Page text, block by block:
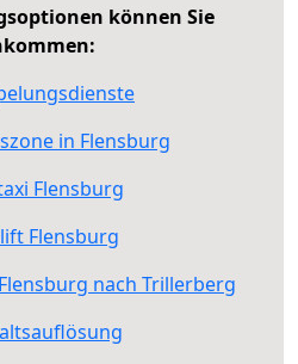
können Sie
in Flensburg
Flensburg
Flensburg
nach Trillerberg